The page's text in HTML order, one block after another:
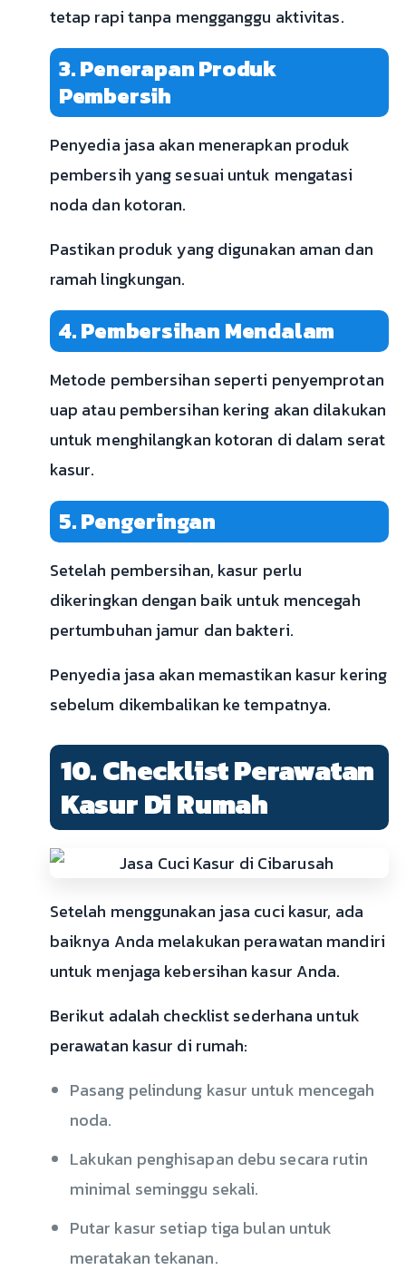
tetap rapi tanpa mengganggu aktivitas.
3. Penerapan Produk
Pembersih
Penyedia jasa akan menerapkan produk
pembersih yang sesuai untuk mengatasi
noda dan kotoran.
Pastikan produk yang digunakan aman dan
ramah lingkungan.
4. Pembersihan Mendalam
Metode pembersihan seperti penyemprotan
uap atau pembersihan kering akan dilakukan
untuk menghilangkan kotoran di dalam serat
kasur.
5. Pengeringan
Setelah pembersihan, kasur perlu
dikeringkan dengan baik untuk mencegah
pertumbuhan jamur dan bakteri.
Penyedia jasa akan memastikan kasur kering
sebelum dikembalikan ke tempatnya.
10. Checklist Perawatan
Kasur Di Rumah
Setelah menggunakan jasa cuci kasur, ada
baiknya Anda melakukan perawatan mandiri
untuk menjaga kebersihan kasur Anda.
Berikut adalah checklist sederhana untuk
perawatan kasur di rumah:
Pasang pelindung kasur untuk mencegah
noda.
Lakukan penghisapan debu secara rutin
minimal seminggu sekali.
Putar kasur setiap tiga bulan untuk
meratakan tekanan.